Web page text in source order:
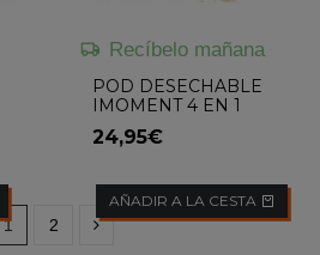
Recíbelo mañana
POD DESECHABLE
IMOMENT 4 EN 1
(MELON MOJITO /
PIÑA COLADA /
MOJITO / PINK...
24,95€
AÑADIR A LA CESTA
1 2